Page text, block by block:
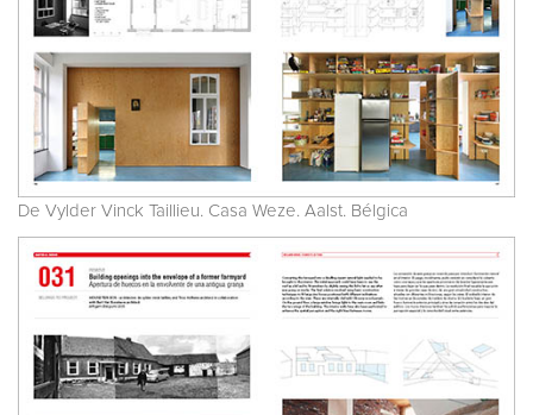
De Vylder Vinck Taillieu. Casa Weze. Aalst. Bélgica